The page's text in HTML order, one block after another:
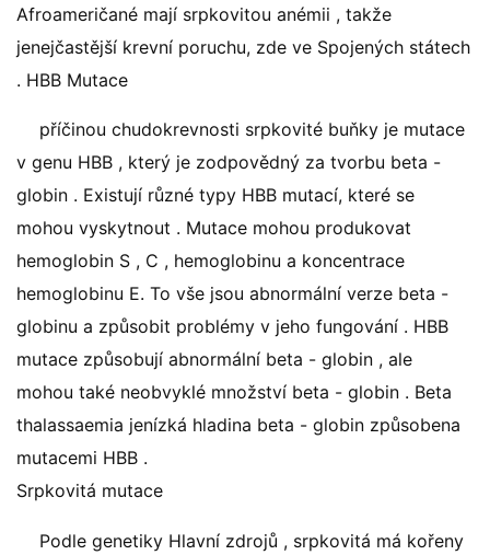
Afroameričané mají srpkovitou anémii , takže
jenejčastější krevní poruchu, zde ve Spojených státech
. HBB Mutace
příčinou chudokrevnosti srpkovité buňky je mutace
v genu HBB , který je zodpovědný za tvorbu beta -
globin . Existují různé typy HBB mutací, které se
mohou vyskytnout . Mutace mohou produkovat
hemoglobin S , C , hemoglobinu a koncentrace
hemoglobinu E. To vše jsou abnormální verze beta -
globinu a způsobit problémy v jeho fungování . HBB
mutace způsobují abnormální beta - globin , ale
mohou také neobvyklé množství beta - globin . Beta
thalassaemia jenízká hladina beta - globin způsobena
mutacemi HBB .
Srpkovitá mutace
Podle genetiky Hlavní zdrojů , srpkovitá má kořeny